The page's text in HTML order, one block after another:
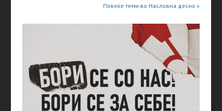
Повеќе теми во Насловна десно »